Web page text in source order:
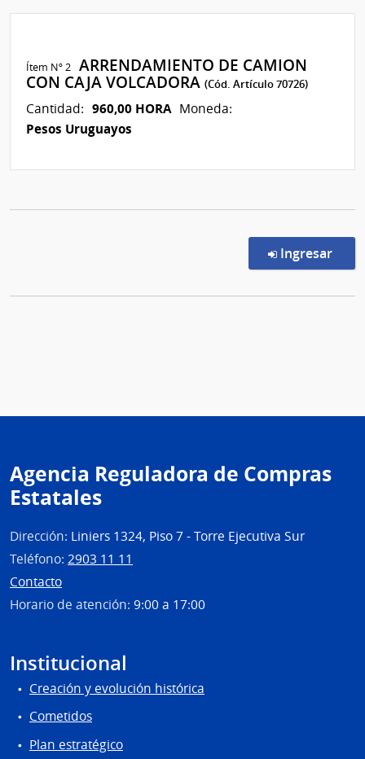
Ítem Nº 2 ARRENDAMIENTO DE CAMION
CON CAJA VOLCADORA(Cód. Artículo 70726)
Cantidad: 960,00 HORA Moneda:
Pesos Uruguayos
Ingresar
Agencia Reguladora de Compras
Estatales
Dirección: Liniers 1324, Piso 7 - Torre Ejecutiva Sur
Teléfono: 2903 11 11
Contacto
Horario de atención: 9:00 a 17:00
Institucional
Creación y evolución histórica
Cometidos
Plan estratégico